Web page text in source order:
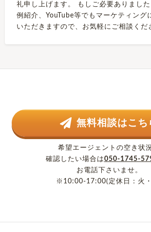
礼申し上げます。 もしご必要ありまし
例紹介、YouTube等でもマーケティング
いただきますので、お気軽にご相談くだ
無料相談はこち
希望エージェントの空き状
確認したい場合は050-1745-
お電話下さいませ。
※10:00-17:00(定休日：火